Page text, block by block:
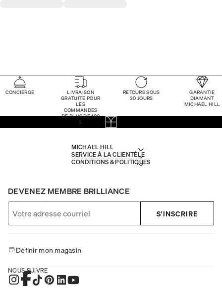
CONCIERGE
LIVRAISON
GRATUITE POUR
LES
COMMANDES
DE PLUS DE 100
$
RETOURS SOUS
30 JOURS
GARANTIE
DIAMANT
MICHAEL HILL
MICHAEL HILL
SERVICE À LA CLIENTÈLE
CONDITIONS & POLITIQUES
DEVENEZ MEMBRE BRILLIANCE
S'INSCRIRE
Définir mon magasin
NOUS SUIVRE